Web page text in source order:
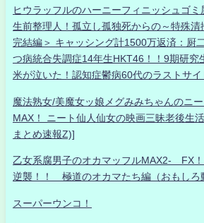
ヒウラッフルのハーニーフィニッシュゴミ
生前整理人！孤立し孤独死からの～特殊清
完結編＞ キャッシング計1500万返済：厨
つ病統合失調症14年生HKT46！！9期研究
米が泣いた！認知症鬱病60代のラストサイ
魔法熟女/美魔女ッ娘メグみみちゃんのニ
MAX！ ニート仙人仙女の映画三昧老後生
まとめ速報Z)]
乙女系腐男子のオカマッフルMAX2- FX
逆襲！！ 極道のオカマたち編（おもしろ
スーパーウンコ！